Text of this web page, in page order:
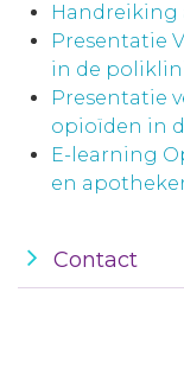
Handreiking
Presentatie
in de
Presentatie
opioïden in
E-learning
en
Contact